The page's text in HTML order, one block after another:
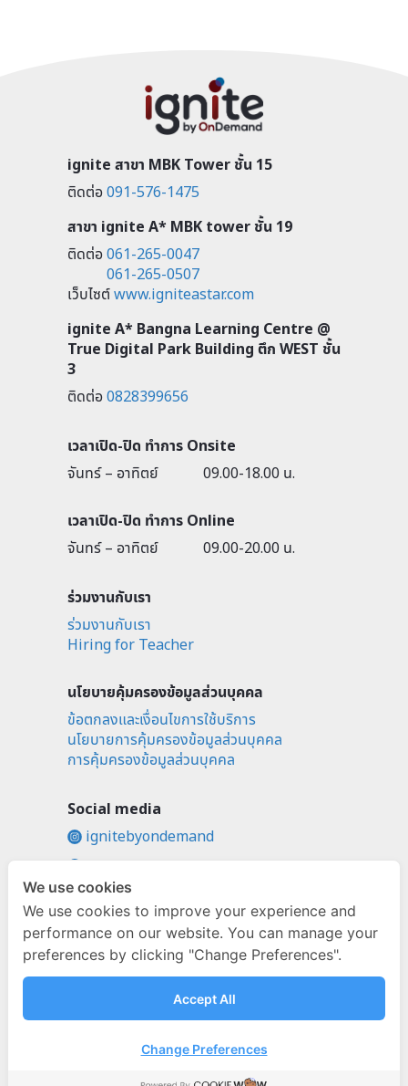
ignite สาขา MBK Tower ชั้น 15
ติดต่อ091-576-1475
สาขา ignite A* MBK tower ชั้น 19
ติดต่อ061-265-0047
061-265-0507
เว็บไซต์www.igniteastar.com
ignite A* Bangna Learning Centre @
True Digital Park Building ตึก WEST ชั้น
3
ติดต่อ0828399656
เวลาเปิด-ปิด ทำการ Onsite
จันทร์ – อาทิตย์
09.00-18.00 น.
เวลาเปิด-ปิด ทำการ Online
จันทร์ – อาทิตย์
09.00-20.00 น.
ร่วมงานกับเรา
ร่วมงานกับเรา
Hiring for Teacher
นโยบายคุ้มครองข้อมูลส่วนบุคคล
ข้อตกลงและเงื่อนไขการใช้บริการ
นโยบายการคุ้มครองข้อมูลส่วนบุคคล
การคุ้มครองข้อมูลส่วนบุคคล
Social media
ignitebyondemand
@ignitebyondemand
We use cookies
We use cookies to improve your experience and
performance on our website. You can manage your
preferences by clicking "Change Preferences".
Accept All
Change Preferences